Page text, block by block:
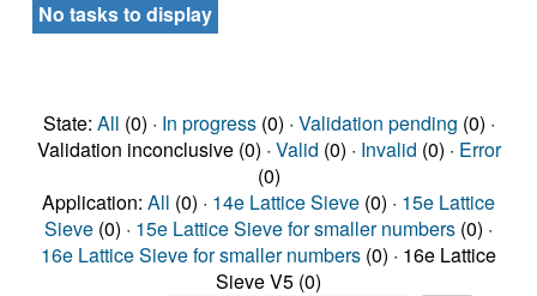
No tasks to display
State: All (0) · In progress(0) · Validation pending (0) ·
Validation inconclusive (0) · Valid (0) · Invalid (0) · Error
(0)
Application: All (0) · 14e Lattice Sieve (0) · 15e Lattice
Sieve (0) · 15e Lattice Sieve for smaller numbers (0) ·
16e Lattice Sieve for smaller numbers (0) · 16e Lattice
Sieve V5 (0)